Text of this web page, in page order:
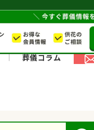
葬儀コラム